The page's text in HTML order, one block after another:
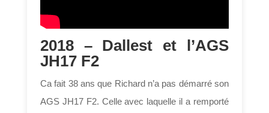
2018 – Dallest et l’AGS
JH17 F2
Ca fait 38 ans que Richard n’a pas démarré son
AGS JH17 F2. Celle avec laquelle il a remporté